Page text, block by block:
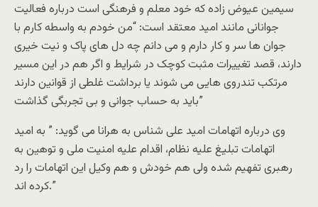
سیمین عیوض زاده که خود معلم و فرهنگى است درباره فعالیت
جوانانى مانند امید معتقد است: “من خودم به واسطه کارم با
جوان ها سر و کار دارم و مى دانم چه دل هاى پاک و نیت خیرى
دارند، قصد تغییرات مثبت کوچک در شرایط و اگر هم در این مسیر
مرتکب تندروى هایى می شوند یا برداشت غلطی از قوانین دارند
باید به حساب جوانى و بى تجربگى گذاشت”
وى درباره اتهامات امید على شناس به هرانا مى گوید: ” به امید
اتهامات تبلیغ علیه نظام، اقدام علیه امنیت ملى و توهین به
رهبرى تفهیم شده ولى هم خودش و هم وکیل این اتهامات را رد
کرده اند.”